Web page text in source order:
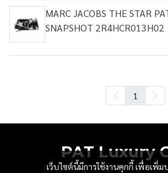
MARC JACOBS THE STAR
SNAPSHOT 2R4HCR013H02
1
เว็บไซต์นี้มีการใช้งานคุกกี้ เพื่อเพิ่
PAT Luxury